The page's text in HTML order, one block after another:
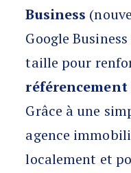
Business
Google
taille pour
Grâce à une
agence
localement et